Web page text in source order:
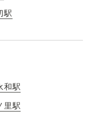
駅
和駅
里駅